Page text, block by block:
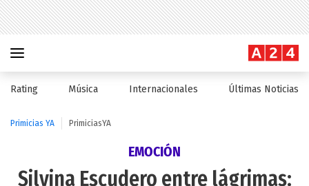
Rating Música Internacionales Últimas Noticias
Primicias YA PrimiciasYA
EMOCIÓN
Silvina Escudero entre lágrimas: